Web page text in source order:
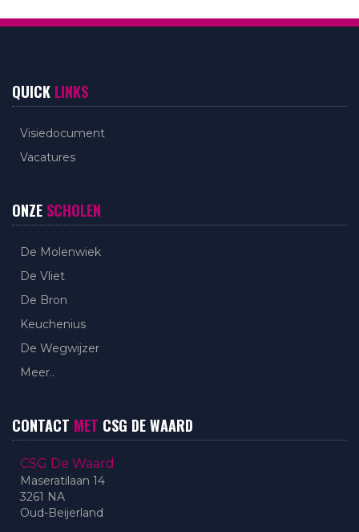
QUICK LINKS
Visiedocument
Vacatures
ONZE SCHOLEN
De Molenwiek
De Vliet
De Bron
Keuchenius
De Wegwijzer
Meer..
CONTACT MET CSG DE WAARD
CSG De Waard
Maseratilaan 14
3261 NA
Oud-Beijerland